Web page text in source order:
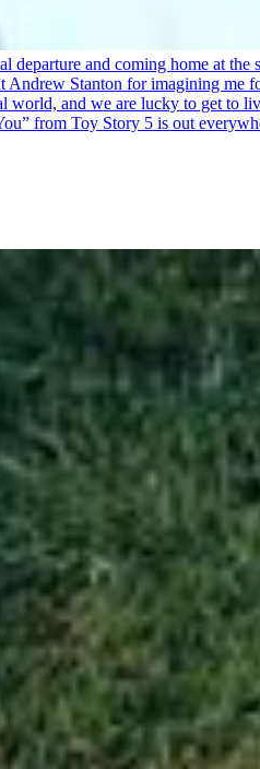
departure and coming home at
Stanton for imagining me
world, and we are lucky to get to
from Toy Story 5 is out